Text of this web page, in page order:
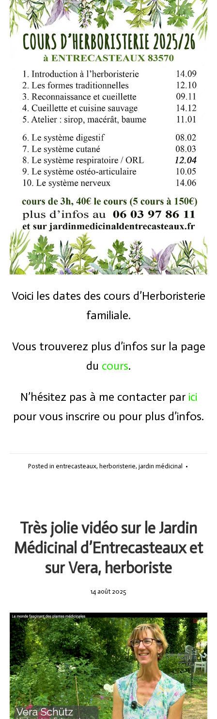
Voici les dates des cours d’Herboristerie
familiale.
Vous trouverez plus d’infos sur la page
du cours.
N’hésitez pas à me contacter par ici
pour vous inscrire ou pour plus d’infos.
Posted in entrecasteaux, herboristerie, jardin médicinal •
Très jolie vidéo sur le Jardin
Médicinal d’Entrecasteaux et
sur Vera, herboriste
14 août 2025
2025